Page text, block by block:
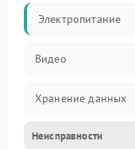
Электропитание
Видео
Хранение данных
Неисправности